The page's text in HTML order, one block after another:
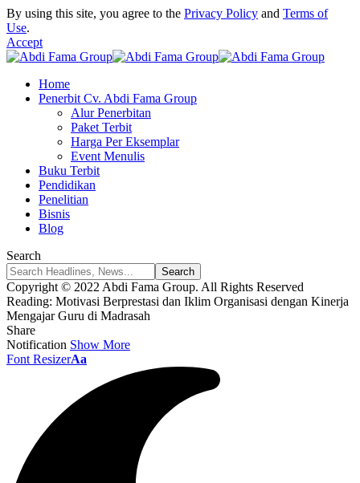
By using this site, you agree to the Privacy Policy and Terms of
Use.
Accept
Home
Penerbit Cv. Abdi Fama Group
Alur Penerbitan
Paket Terbit
Harga Per Eksemplar
Event Menulis
Buku Terbit
Pendidikan
Penelitian
Bisnis
Blog
Search
Copyright © 2022 Abdi Fama Group. All Rights Reserved
Reading: Motivasi Berprestasi dan Iklim Organisasi dengan Kinerja
Mengajar Guru di Madrasah
Share
Notification Show More
Font ResizerAa